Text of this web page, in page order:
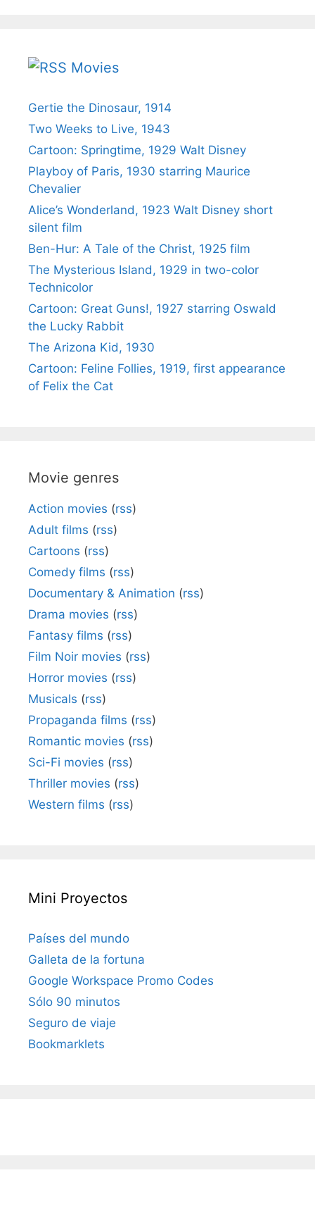
Movies
Gertie the Dinosaur, 1914
Two Weeks to Live, 1943
Cartoon: Springtime, 1929 Walt Disney
Playboy of Paris, 1930 starring Maurice
Chevalier
Alice’s Wonderland, 1923 Walt Disney short
silent film
Ben-Hur: A Tale of the Christ, 1925 film
The Mysterious Island, 1929 in two-color
Technicolor
Cartoon: Great Guns!, 1927 starring Oswald
the Lucky Rabbit
The Arizona Kid, 1930
Cartoon: Feline Follies, 1919, first appearance
of Felix the Cat
Movie genres
Action movies (rss)
Adult films (rss)
Cartoons (rss)
Comedy films (rss)
Documentary & Animation (rss)
Drama movies (rss)
Fantasy films (rss)
Film Noir movies (rss)
Horror movies (rss)
Musicals (rss)
Propaganda films (rss)
Romantic movies (rss)
Sci-Fi movies (rss)
Thriller movies (rss)
Western films (rss)
Mini Proyectos
Países del mundo
Galleta de la fortuna
Google Workspace Promo Codes
Sólo 90 minutos
Seguro de viaje
Bookmarklets